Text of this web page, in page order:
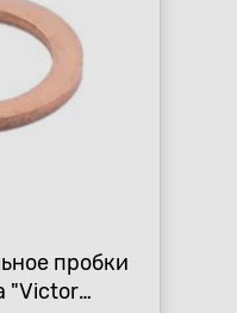
пробки
"Victor